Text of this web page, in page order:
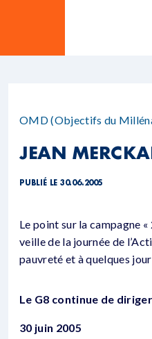
OMD (Objectifs du
JEAN
PUBLIÉ LE 30.06.2005
Le point sur la campagne «
veille de la journée de
pauvreté et à quelques
Le G8 continue de
30 juin 2005